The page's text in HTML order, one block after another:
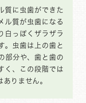
質に虫歯ができた
ル質が虫歯になる
白っぽくザラザラ
。虫歯は上の歯と
部分や、歯と歯の
く、この段階では
ありません。